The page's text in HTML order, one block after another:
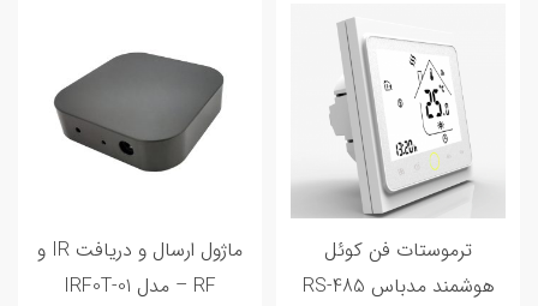
ترموستات فن کوئل
هوشمند مدباس RS-485
ماژول ارسال و دریافت IR و
RF – مدل IRF0T-01
20 اردیبهشت 1402
0 تا 100 خانه هوشمند و مراحل هوشمند
سازی خانه شما